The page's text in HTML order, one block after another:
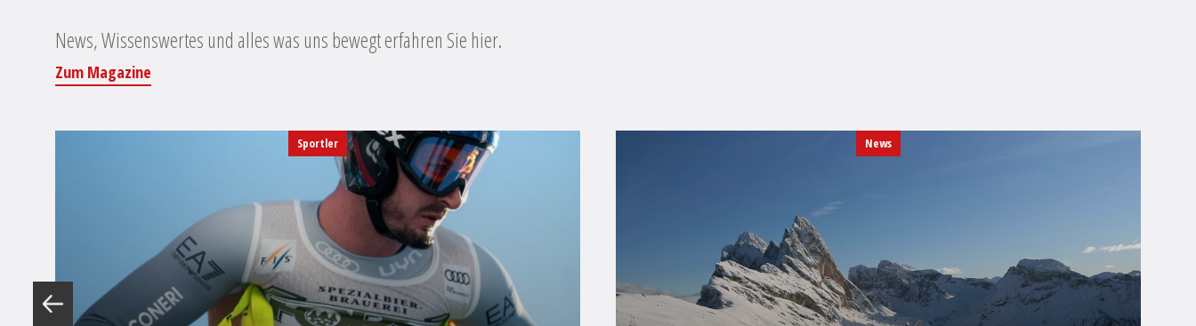
News, Wissenswertes und alles was uns bewegt erfahren Sie hier.
Zum Magazine
Sportler News